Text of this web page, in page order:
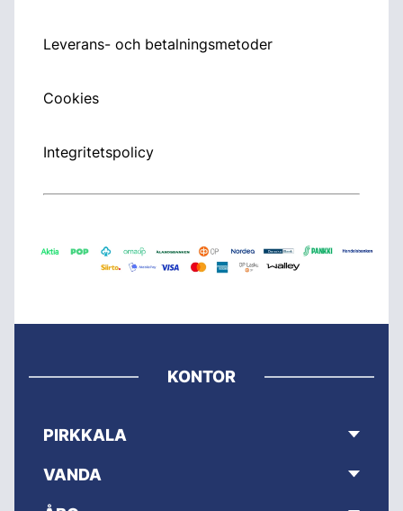
Leverans- och betalningsmetoder
Cookies
Integritetspolicy
KONTOR
PIRKKALA
VANDA